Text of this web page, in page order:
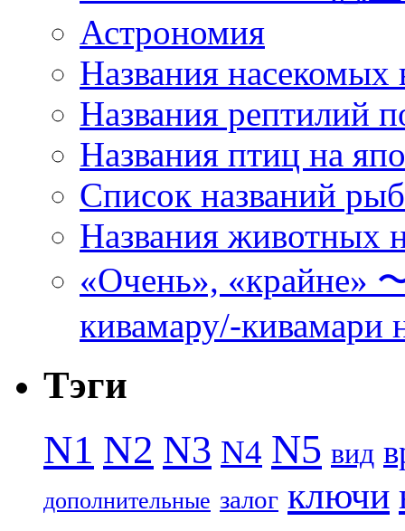
Астрономия
Названия насекомых
Названия рептилий
Названия птиц на
Список названий
Названия животных
«Очень», «крайне»
кивамару/-кивамари
Тэги
N1 N2 N3 N4 N5 вид
дополнительные залог ключи